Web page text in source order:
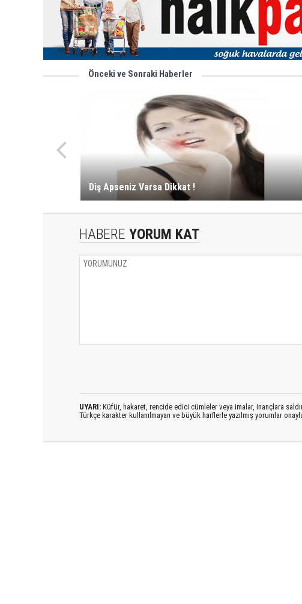
Önceki ve Sonraki Haberler
Diş Apseniz Varsa Dikkat !
HABERE YORUM KAT
UYARI: Küfür, hakaret, rencide edici cümleler veya imalar, inançlara
Türkçe karakter kullanılmayan ve büyük harflerle yazılmış yorumlar